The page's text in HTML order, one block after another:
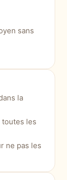
sans
la
les
ne pas les